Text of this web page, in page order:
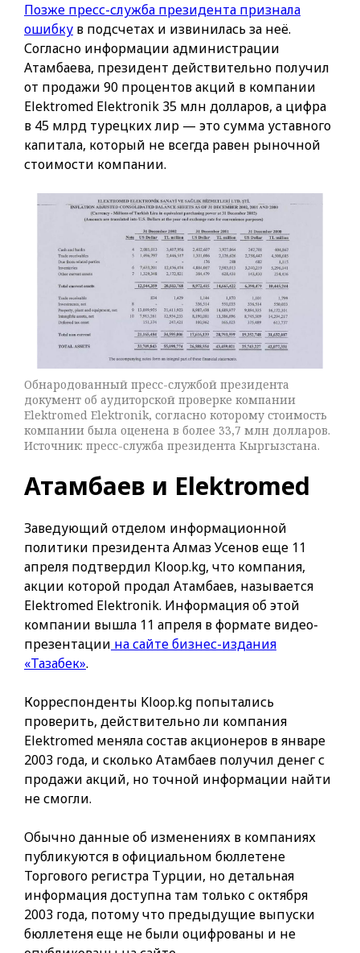
Позже пресс-служба президента признала
ошибку в подсчетах и извинилась за неё.
Согласно информации администрации
Атамбаева, президент действительно получил
от продажи 90 процентов акций в компании
Elektromed Elektronik 35 млн долларов, а цифра
в 45 млрд турецких лир — это сумма уставного
капитала, который не всегда равен рыночной
стоимости компании.
Обнародованный пресс-службой президента
документ об аудиторской проверке компании
Elektromed Elektronik, согласно которому стоимость
компании была оценена в более 33,7 млн долларов.
Источник: пресс-служба президента Кыргызстана.
Атамбаев и Elektromed
Заведующий отделом информационной
политики президента Алмаз Усенов еще 11
апреля подтвердил Kloop.kg, что компания,
акции которой продал Атамбаев, называется
Elektromed Elektronik. Информация об этой
компании вышла 11 апреля в формате видео-
презентации на сайте бизнес-издания
«Тазабек».
Корреспонденты Kloop.kg попытались
проверить, действительно ли компания
Elektromed меняла состав акционеров в январе
2003 года, и сколько Атамбаев получил денег с
продажи акций, но точной информации найти
не смогли.
Обычно данные об изменениях в компаниях
публикуются в официальном бюллетене
Торгового регистра Турции, но детальная
информация доступна там только с октября
2003 года, потому что предыдущие выпуски
бюллетеня еще не были оцифрованы и не